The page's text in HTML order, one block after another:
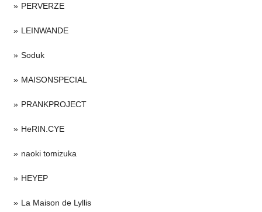
PERVERZE
LEINWANDE
Soduk
MAISONSPECIAL
PRANKPROJECT
HeRIN.CYE
naoki tomizuka
HEYEP
La Maison de Lyllis